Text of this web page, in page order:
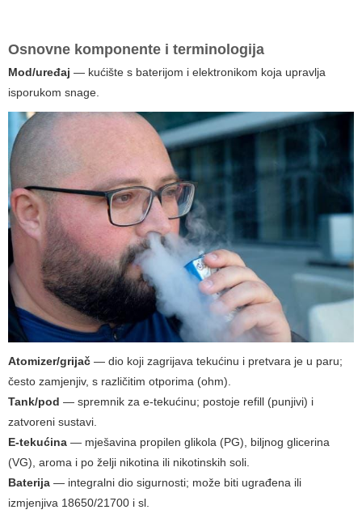
Osnovne komponente i terminologija
Mod/uređaj — kućište s baterijom i elektronikom koja upravlja
isporukom snage.
Atomizer/grijač — dio koji zagrijava tekućinu i pretvara je u paru;
često zamjenjiv, s različitim otporima (ohm).
Tank/pod — spremnik za e-tekućinu; postoje refill (punjivi) i
zatvoreni sustavi.
E-tekućina — mješavina propilen glikola (PG), biljnog glicerina
(VG), aroma i po želji nikotina ili nikotinskih soli.
Baterija — integralni dio sigurnosti; može biti ugrađena ili
izmjenjiva 18650/21700 i sl.